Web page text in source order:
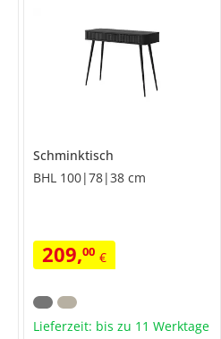
Schminktisch
BHL 100|78|38 cm
209,00 €
Lieferzeit: bis zu 11 Werktage